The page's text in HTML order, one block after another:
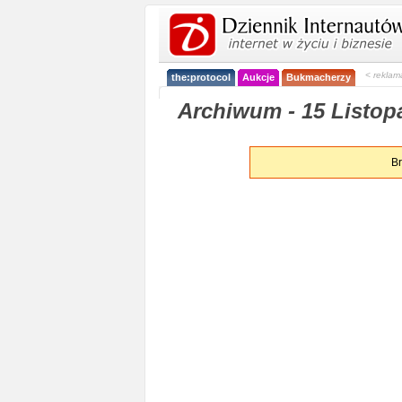
the:protocol Aukcje Bukmacherzy <
Archiwum - 15